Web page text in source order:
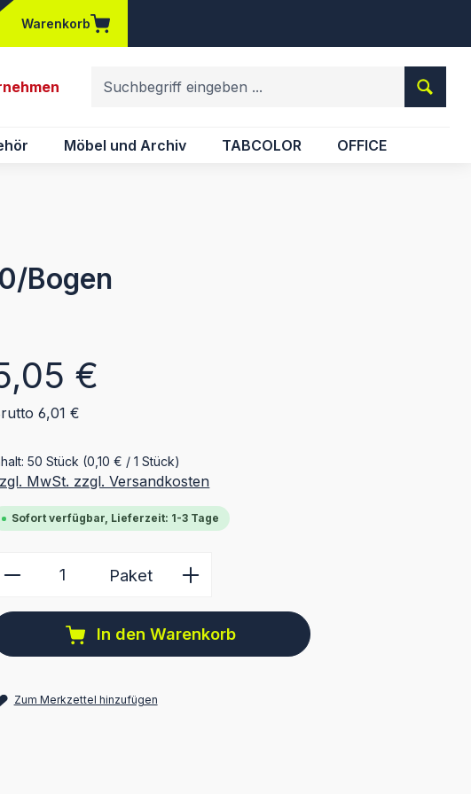
auf dem Merkzettel
Warenkorb
Möbel und Archiv TABCOLOR OFFICE
Bogen
Preis:
€
6,01 €
50 Stück (0,10 € / 1 Stück)
MwSt. zzgl. Versandkosten
Sofort verfügbar, Lieferzeit: 1-3 Tage
Produkt Anzahl: Gib den gewünschten Wert
Paket
In den Warenkorb
Zum Merkzettel hinzufügen